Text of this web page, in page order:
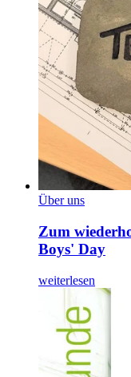
Über uns
Zum
Boys' Day
weiterlesen